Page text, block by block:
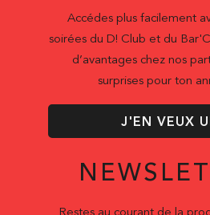
Accédes plus facilement
soirées du D! Club et du
d’avantages chez nos
surprises pour ton
J'EN VEUX